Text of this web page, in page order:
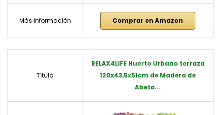
Más información Comprar en Amazon
Título
RELAX4LIFE Huerto Urbano terraza
120x43,5x51cm de Madera de
Abeto...